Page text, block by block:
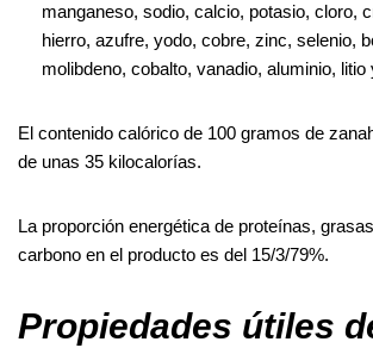
manganeso, sodio, calcio, potasio, cloro,
hierro, azufre, yodo, cobre, zinc, selenio,
molibdeno, cobalto, vanadio, aluminio,
El contenido calórico de 100 gramos de
de unas 35 kilocalorías.
La proporción energética de proteínas,
carbono en el producto es del 15/3/79%.
Propiedades útiles